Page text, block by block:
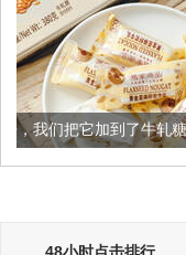
糖里 被列